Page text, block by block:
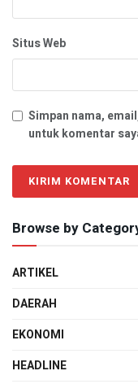
Situs Web
Simpan nama,
untuk komentar
Browse by
ARTIKEL
DAERAH
EKONOMI
HEADLINE